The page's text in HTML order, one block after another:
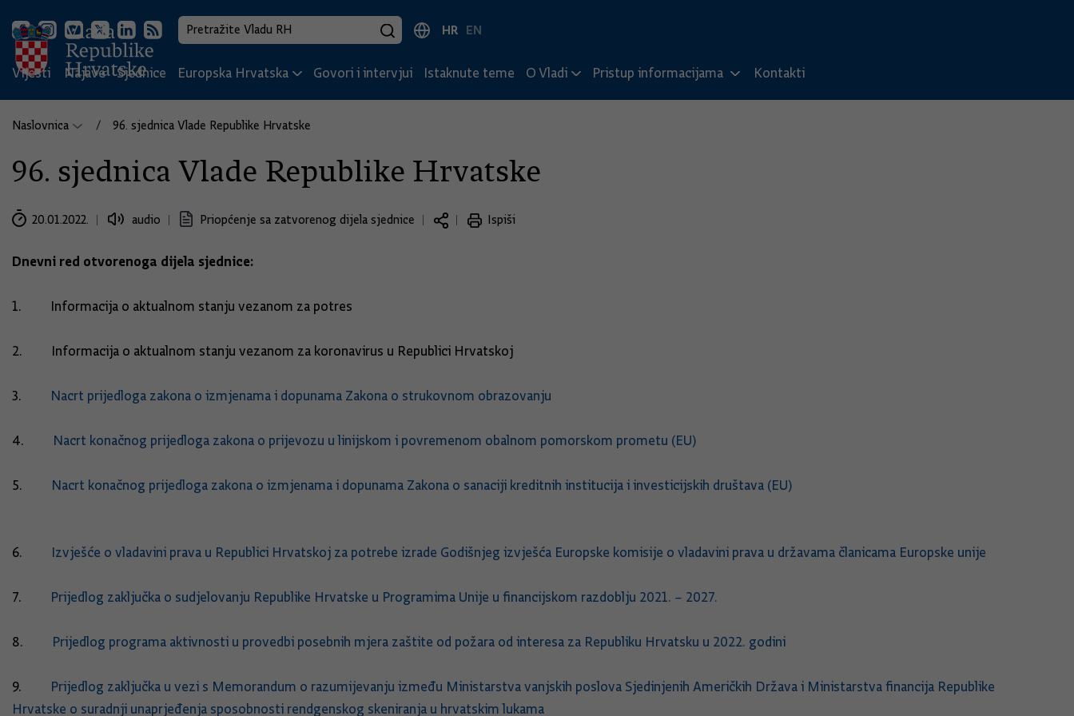
HR EN
Vijesti Najave Sjednice Europska Hrvatska Govori i intervjui Istaknute teme O Vladi Pristup informacijama Kontakti
Naslovnica 96. sjednica Vlade Republike Hrvatske
96. sjednica Vlade Republike Hrvatske
20.01.2022. audio Priopćenje sa zatvorenog dijela sjednice Ispiši
Dnevni red otvorenoga dijela sjednice:
1. Informacija o aktualnom stanju vezanom za potres
2. Informacija o aktualnom stanju vezanom za koronavirus u Republici Hrvatskoj
3. Nacrt prijedloga zakona o izmjenama i dopunama Zakona o strukovnom obrazovanju
4. Nacrt konačnog prijedloga zakona o prijevozu u linijskom i povremenom obalnom pomorskom prometu (EU)
5. Nacrt konačnog prijedloga zakona o izmjenama i dopunama Zakona o sanaciji kreditnih institucija i investicijskih društava (EU)
6. Izvješće o vladavini prava u Republici Hrvatskoj za potrebe izrade Godišnjeg izvješća Europske komisije o vladavini prava u državama članicama Europske unije
7. Prijedlog zaključka o sudjelovanju Republike Hrvatske u Programima Unije u financijskom razdoblju 2021. – 2027.
8. Prijedlog programa aktivnosti u provedbi posebnih mjera zaštite od požara od interesa za Republiku Hrvatsku u 2022. godini
9. Prijedlog zaključka u vezi s Memorandum o razumijevanju između Ministarstva vanjskih poslova Sjedinjenih Američkih Država i Ministarstva financija Republike
Hrvatske o suradnji unaprjeđenja sposobnosti rendgenskog skeniranja u hrvatskim lukama